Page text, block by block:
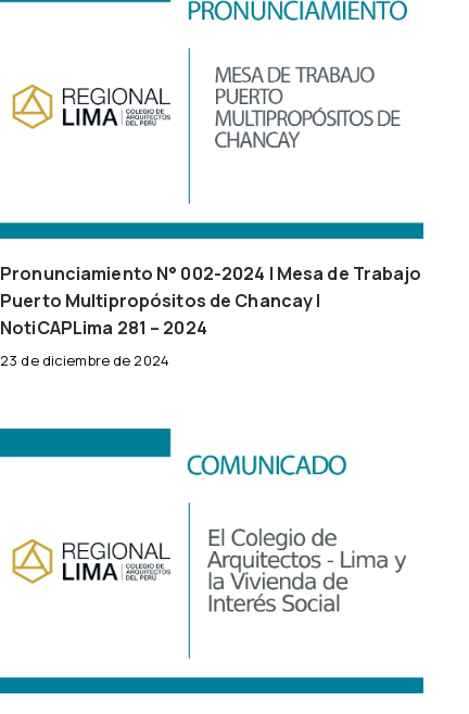
Pronunciamiento N° 002-2024 | Mesa de Trabajo
Puerto Multipropósitos de Chancay |
NotiCAPLima 281 – 2024
23 de diciembre de 2024